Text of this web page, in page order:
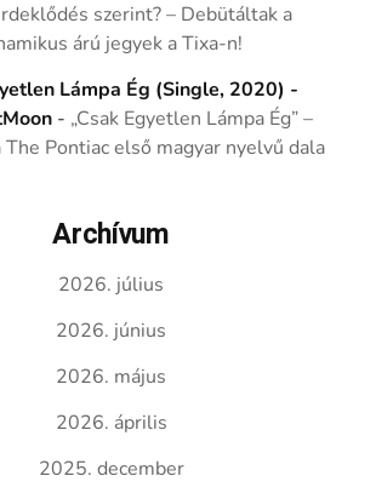
szerint? – Debütáltak a
árú jegyek a Tixa-n!
Lámpa Ég (Single, 2020) -
- „Csak Egyetlen Lámpa Ég” –
Pontiac első magyar nyelvű dala
Archívum
2026. július
2026. június
2026. május
2026. április
2025. december